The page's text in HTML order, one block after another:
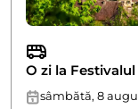
O zi la
sâmbătă, 8